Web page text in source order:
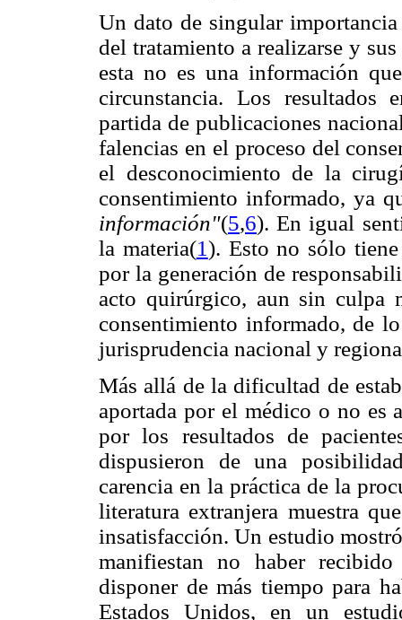
Un dato de singular
del tratamiento a realizarse y
esta no es una información
circunstancia. Los resultados
partida de publicaciones
falencias en el proceso del
el desconocimiento de la
consentimiento informado, ya
información"(5,6). En igual
la materia(1). Esto no sólo
por la generación de
acto quirúrgico, aun sin culpa
consentimiento informado, de
jurisprudencia nacional y
Más allá de la dificultad de
aportada por el médico o no es
por los resultados de
dispusieron de una
carencia en la práctica de la
literatura extranjera muestra
insatisfacción. Un estudio
manifiestan no haber
disponer de más tiempo para
Estados Unidos, en un